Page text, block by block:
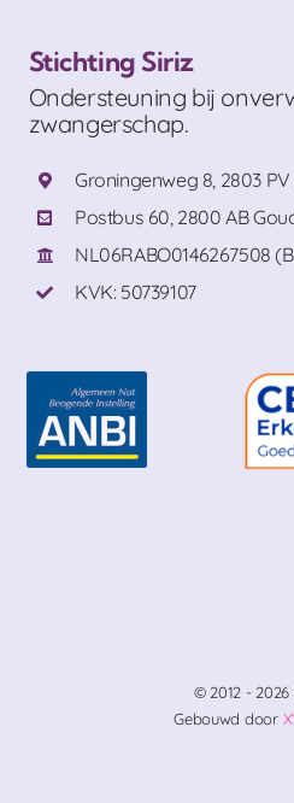
Stichting Siriz
Ondersteuning bij
zwangerschap.
Groningenweg 8, 2803
Postbus 60, 2800 AB
NL06RABO0146267508
KVK: 50739107
© 2012 - 2026
Gebouwd door